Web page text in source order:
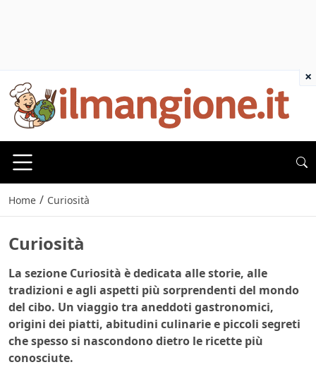
Home / Curiosità
Curiosità
La sezione Curiosità è dedicata alle storie, alle
tradizioni e agli aspetti più sorprendenti del mondo
del cibo. Un viaggio tra aneddoti gastronomici,
origini dei piatti, abitudini culinarie e piccoli segreti
che spesso si nascondono dietro le ricette più
conosciute.
×